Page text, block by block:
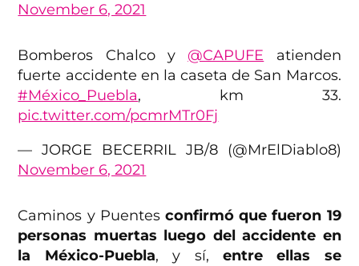
November 6, 2021
Bomberos Chalco y @CAPUFE atienden
fuerte accidente en la caseta de San Marcos.
#México_Puebla, km 33.
pic.twitter.com/pcmrMTr0Fj
— JORGE BECERRIL JB/8 (@MrElDiablo8)
November 6, 2021
Caminos y Puentes confirmó que fueron 19
personas muertas luego del accidente en
la México-Puebla, y sí, entre ellas se